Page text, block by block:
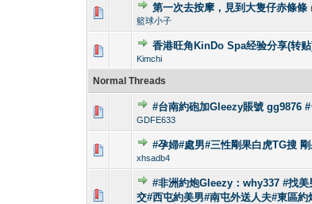
第一次去按摩，見到大隻仔赤條條
籃球小子
0
香港旺角KinDo Spa经验分享(转
Kimchi
0
Normal Threads
#台南約砲加Gleezy賬號 gg9876
GDFE633
0
#孕婦#處男#三性剛果白虎TG搜
xhsadb4
0
#非洲約炮Gleezy：why337 #找
交#西屯約美男#南屯外送人夫#東區約
0